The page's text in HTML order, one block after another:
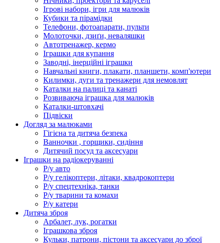
Ігрові набори, ігри для малюків
Кубики та пірамідки
Телефони, фотоапарати, пульти
Молоточки, дзиґи, неваляшки
Автотренажер, кермо
Іграшки для купання
Заводні, інерційні іграшки
Навчальні книги, плакати, планшети, комп'ютери
Килимки, дуги та тренажери для немовлят
Каталки на палиці та канаті
Розвиваюча іграшка для малюків
Каталки-штовхачі
Підвіски
Догляд за малюками
Гігієна та дитяча безпека
Ванночки , горщики, сидіння
Дитячий посуд та аксесуари
Іграшки на радіокеруванні
Р/у авто
Р/у гелікоптери, літаки, квадрокоптери
Р/у спецтехніка, танки
Р/у тварини та комахи
Р/у катери
Дитяча зброя
Арбалет, лук, рогатки
Іграшкова зброя
Кульки, патрони, пістони та аксесуари до зброї